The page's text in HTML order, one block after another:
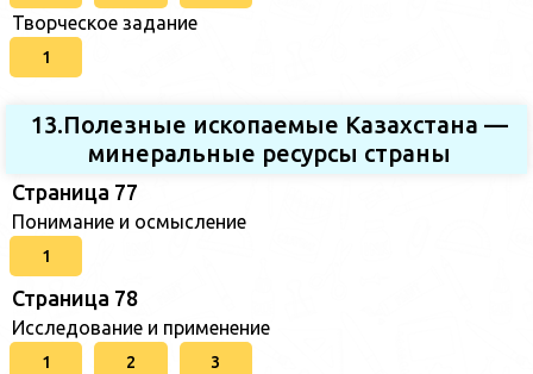
Творческое задание
1
13.Полезные ископаемые Казахстана —
минеральные ресурсы страны
Страница 77
Понимание и осмысление
1
Страница 78
Исследование и применение
1 2 3